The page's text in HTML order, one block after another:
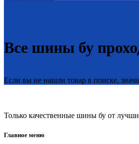
Все шины бу
Если вы не нашли товар в поиске,
Только качественные шины бу от
Главное меню